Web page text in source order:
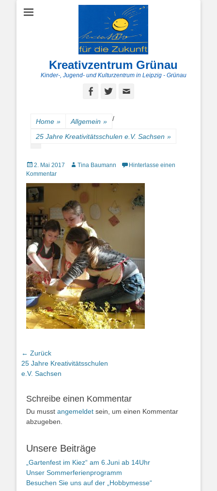
Kreativzentrum Grünau
Kinder-, Jugend- und Kulturzentrum in Leipzig - Grünau
Facebook
Twitter
Home » Allgemein » /
25 Jahre Kreativitätsschulen e.V. Sachsen »
Posted
on
2. Mai 2017 AutorTina Baumann
Hinterlasse einen
Kommentar
Beitragsnavigation
← Zurück
Vorheriger
Beitrag:
25 Jahre Kreativitätsschulen
e.V. Sachsen
Schreibe einen Kommentar
Du musst angemeldet sein, um einen Kommentar
abzugeben.
Unsere Beiträge
„Gartenfest im Kiez“ am 6.Juni ab 14Uhr
Unser Sommerferienprogramm
Besuchen Sie uns auf der „Hobbymesse“